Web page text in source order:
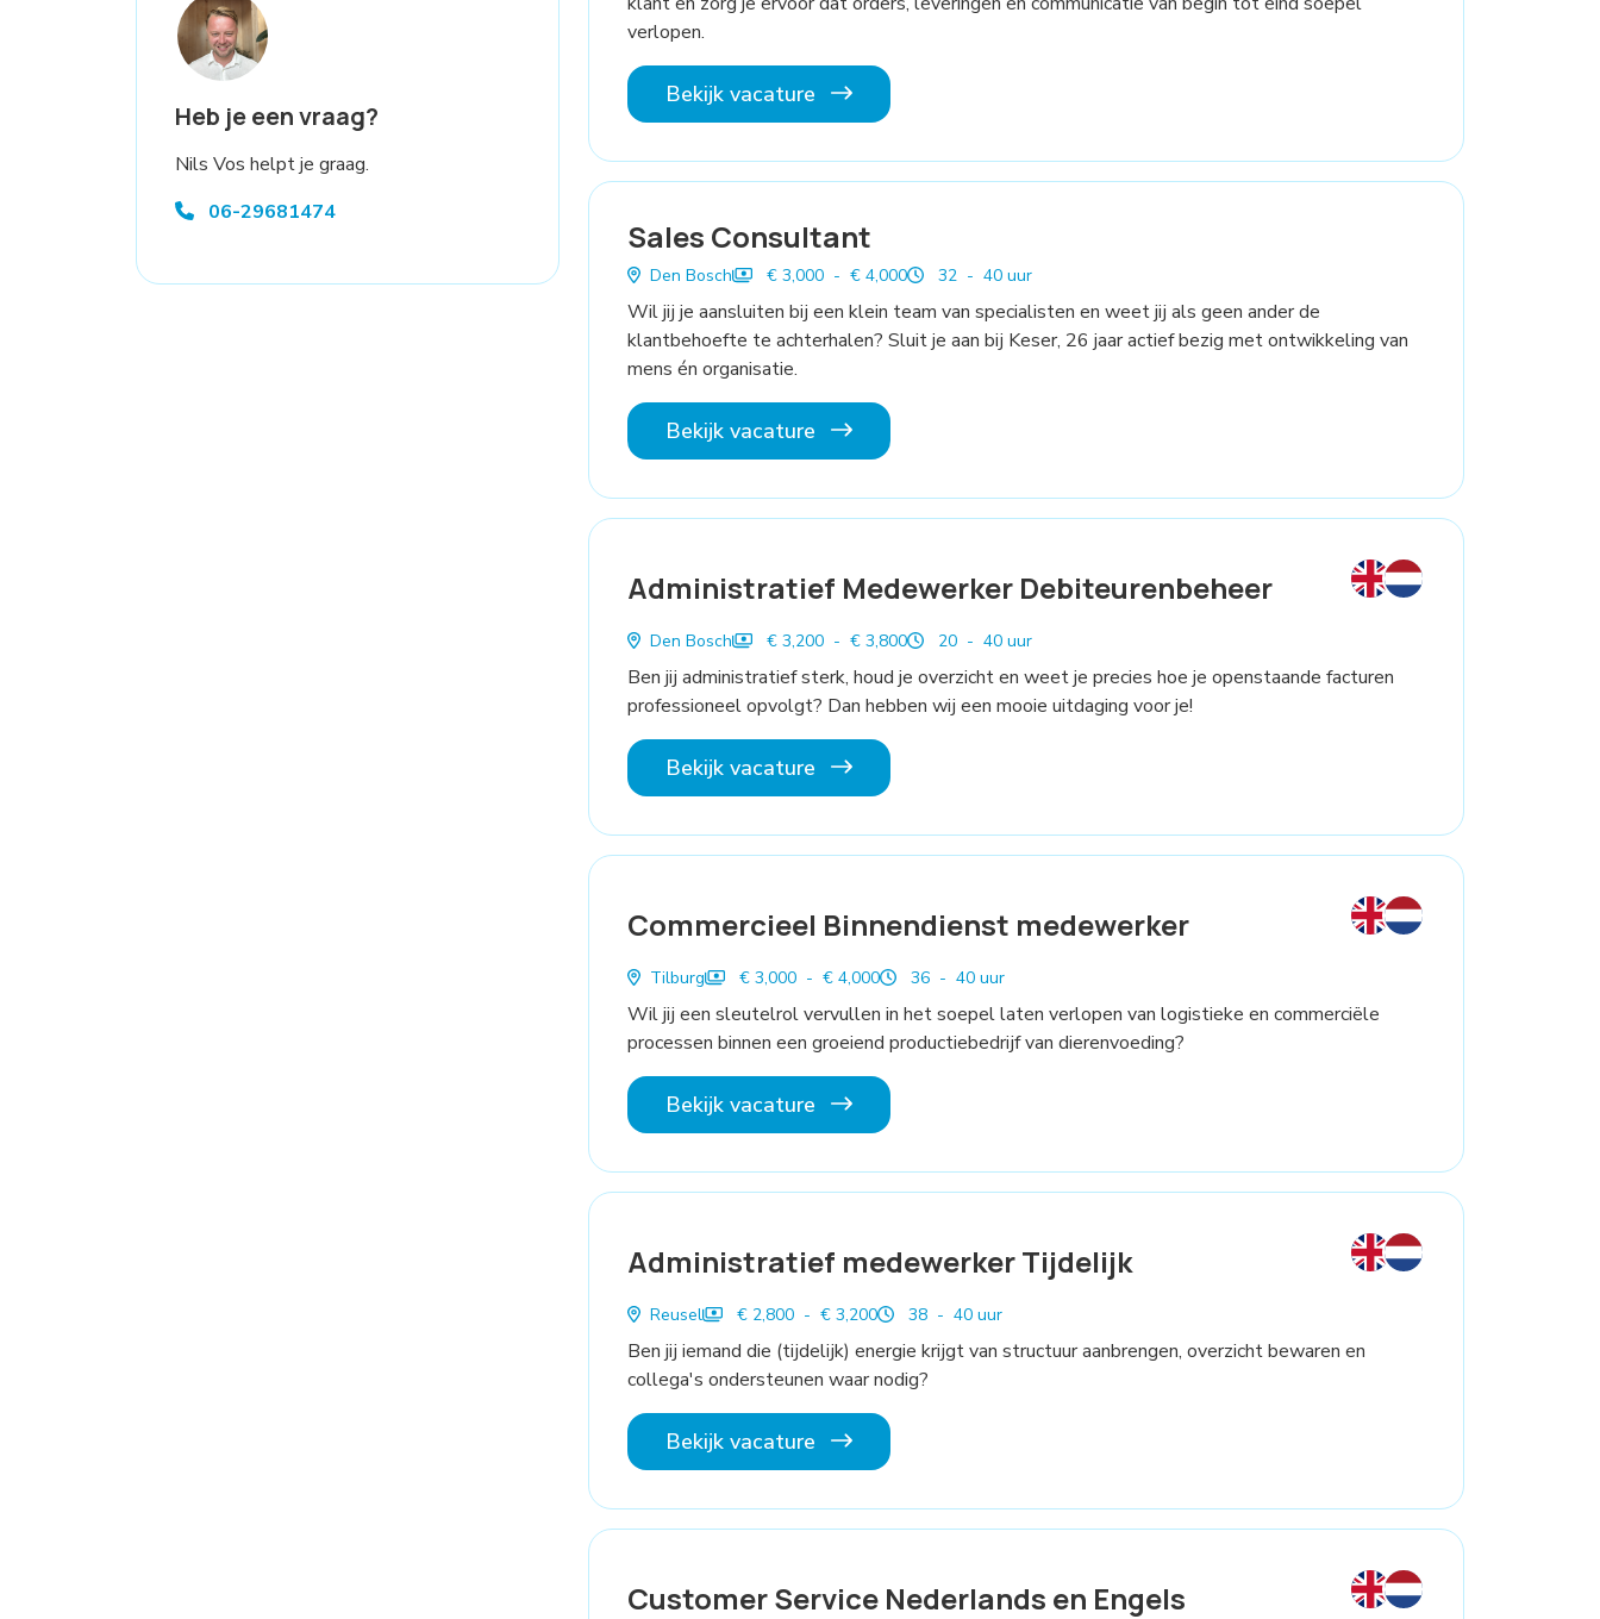
Heb je een vraag?
Nils Vos helpt je graag.
06-29681474
verlopen.
Bekijk vacature
Sales Consultant
Den Bosch € 3,000 - € 4,000 32 - 40 uur
Wil jij je aansluiten bij een klein team van specialisten en weet jij als geen ander de
klantbehoefte te achterhalen? Sluit je aan bij Keser, 26 jaar actief bezig met ontwikkeling van
mens én organisatie.
Bekijk vacature
Administratief Medewerker Debiteurenbeheer
Den Bosch € 3,200 - € 3,800 20 - 40 uur
Ben jij administratief sterk, houd je overzicht en weet je precies hoe je openstaande facturen
professioneel opvolgt? Dan hebben wij een mooie uitdaging voor je!
Bekijk vacature
Commercieel Binnendienst medewerker
Tilburg € 3,000 - € 4,000 36 - 40 uur
Wil jij een sleutelrol vervullen in het soepel laten verlopen van logistieke en commerciële
processen binnen een groeiend productiebedrijf van dierenvoeding?
Bekijk vacature
Administratief medewerker Tijdelijk
Reusel € 2,800 - € 3,200 38 - 40 uur
Ben jij iemand die (tijdelijk) energie krijgt van structuur aanbrengen, overzicht bewaren en
collega's ondersteunen waar nodig?
Bekijk vacature
Customer Service Nederlands en Engels